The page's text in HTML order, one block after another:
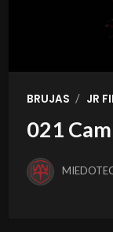
BRUJAS / JR
021